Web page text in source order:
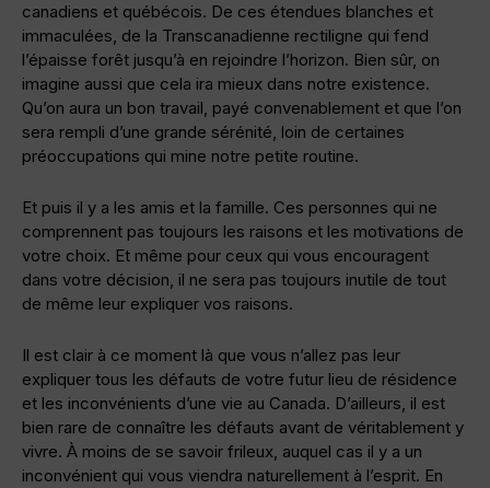
canadiens et québécois. De ces étendues blanches et
immaculées, de la Transcanadienne rectiligne qui fend
l’épaisse forêt jusqu’à en rejoindre l’horizon. Bien sûr, on
imagine aussi que cela ira mieux dans notre existence.
Qu’on aura un bon travail, payé convenablement et que l’on
sera rempli d’une grande sérénité, loin de certaines
préoccupations qui mine notre petite routine.
Et puis il y a les amis et la famille. Ces personnes qui ne
comprennent pas toujours les raisons et les motivations de
votre choix. Et même pour ceux qui vous encouragent
dans votre décision, il ne sera pas toujours inutile de tout
de même leur expliquer vos raisons.
Il est clair à ce moment là que vous n’allez pas leur
expliquer tous les défauts de votre futur lieu de résidence
et les inconvénients d’une vie au Canada. D’ailleurs, il est
bien rare de connaître les défauts avant de véritablement y
vivre. À moins de se savoir frileux, auquel cas il y a un
inconvénient qui vous viendra naturellement à l’esprit. En